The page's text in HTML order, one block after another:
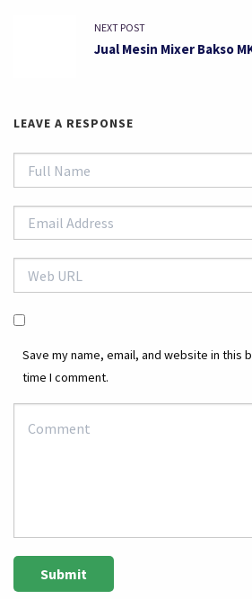
NEXT POST
Jual Mesin Mixer Bakso
LEAVE A RESPONSE
Save my name, email, and website in this
time I comment.